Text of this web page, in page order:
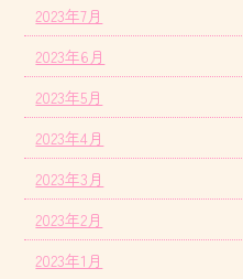
2023年7月
2023年6月
2023年5月
2023年4月
2023年3月
2023年2月
2023年1月